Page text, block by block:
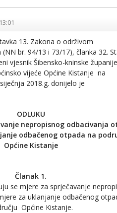
13. Zakona o održivom
br. 94/13 i 73/17), članka 32.
vjesnik Šibensko-kninske
vijeće Općine Kistanje na
2018.g. donijelo je
ODLUKU
nepropisnog odbacivanja
odbačenog otpada na
Općine Kistanje
Članak 1.
se mjere za sprječavanje
za uklanjanje odbačenog
Općine Kistanje.